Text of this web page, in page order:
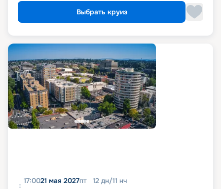
Выбрать круиз
17:0021 мая 2027пт 12 дн/11 нч